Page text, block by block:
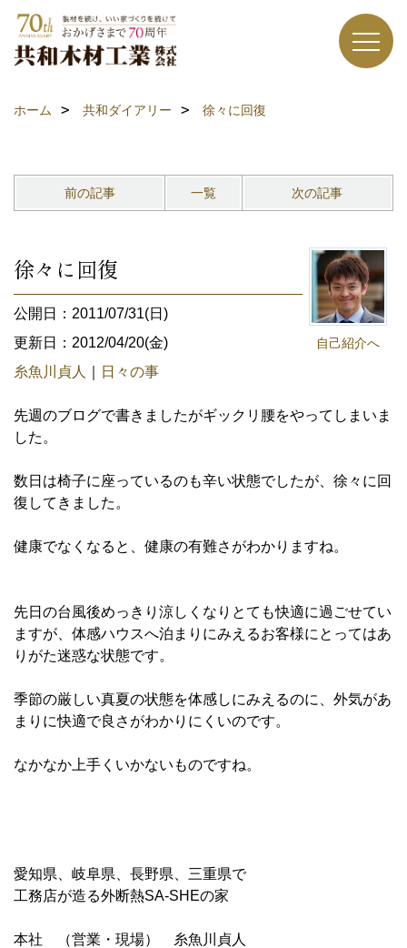
ホーム 共和ダイアリー 徐々に回復
前の記事 一覧 次の記事
自己紹介へ
徐々に回復
公開日：2011/07/31(日)
更新日：2012/04/20(金)
糸魚川貞人
日々の事
先週のブログで書きましたがギックリ腰をやってしまいま
した。
数日は椅子に座っているのも辛い状態でしたが、徐々に回
復してきました。
健康でなくなると、健康の有難さがわかりますね。
先日の台風後めっきり涼しくなりとても快適に過ごせてい
ますが、体感ハウスへ泊まりにみえるお客様にとってはあ
りがた迷惑な状態です。
季節の厳しい真夏の状態を体感しにみえるのに、外気があ
まりに快適で良さがわかりにくいのです。
なかなか上手くいかないものですね。
愛知県、岐阜県、長野県、三重県で
工務店が造る外断熱SA-SHEの家
本社 （営業・現場） 糸魚川貞人